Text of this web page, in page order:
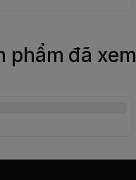
phẩm đã xem